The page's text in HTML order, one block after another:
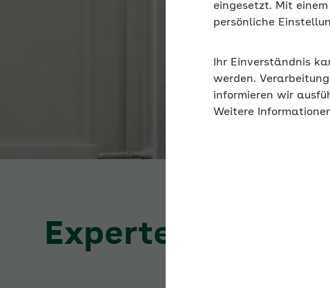
eingesetzt. Mit
persönliche
Ihr Einverständnis
werden.
informieren wir
Weitere
Expertenforum